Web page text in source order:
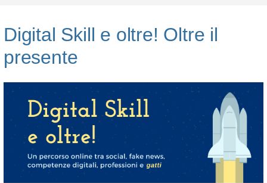
Digital Skill e oltre! Oltre il
presente
+